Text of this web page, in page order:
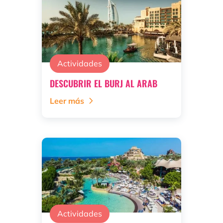
Actividades
DESCUBRIR EL BURJ AL ARAB
Leer más
Actividades